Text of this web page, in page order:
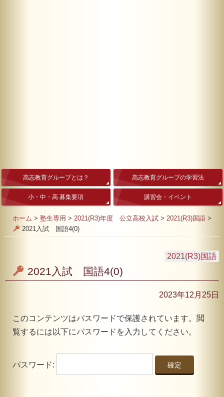
高志教育グループとは？ 高志教育グループの学習法
小・中・高 募集要項 講習会・イベント
ホーム > 塾生専用 > 2021(R3)年度 公立高校入試 > 2021(R3)国語 >
2021入試 国語4(0)
2021(R3)国語
2021入試 国語4(0)
2023年12月25日
このコンテンツはパスワードで保護されています。閲
覧するには以下にパスワードを入力してください。
パスワード: